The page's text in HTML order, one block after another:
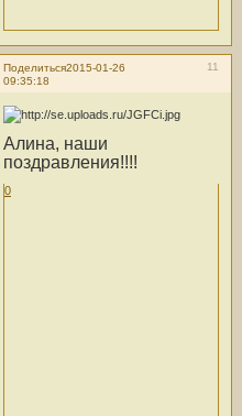
Поделиться 11
2015-01-26
09:35:18
Алина, наши
поздравления!!!!
0